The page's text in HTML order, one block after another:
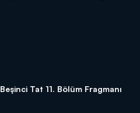
Beşinci Tat 11. Bölüm Fragmanı